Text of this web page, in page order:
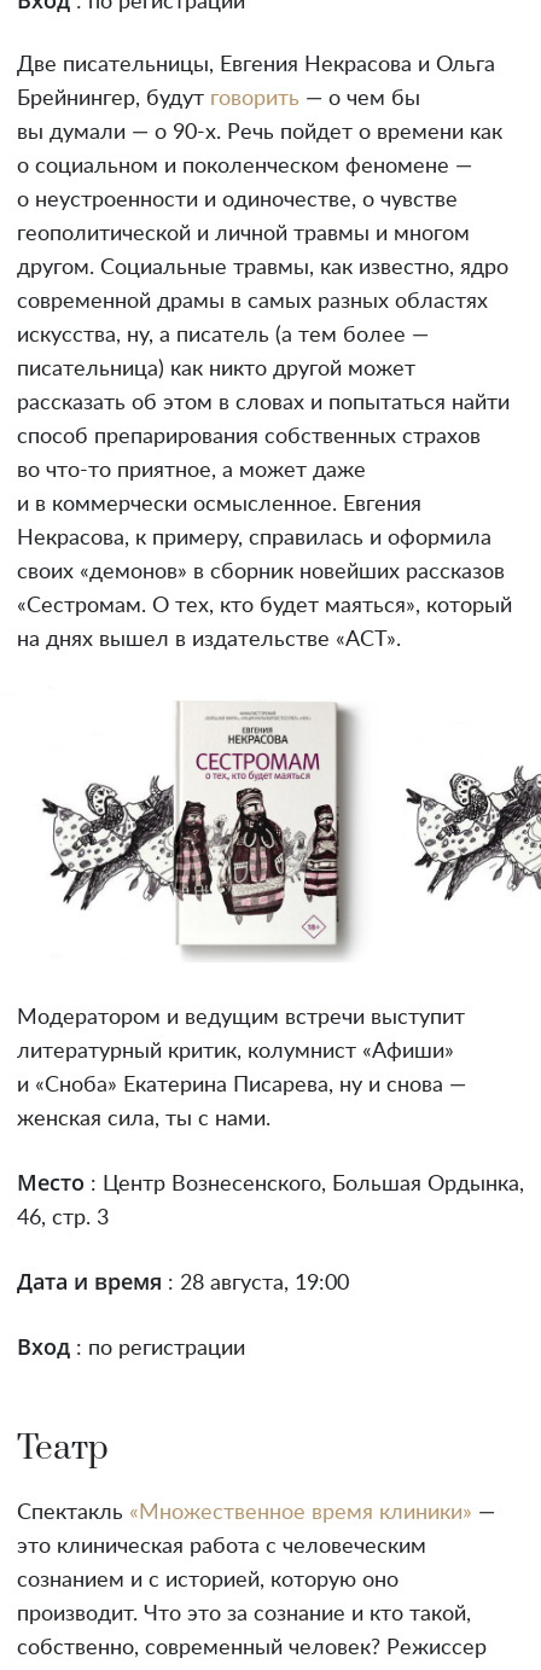
Две писательницы, Евгения Некрасова и Ольга
Брейнингер, будут говорить — о чем бы
вы думали — о 90-х. Речь пойдет о времени как
о социальном и поколенческом феномене —
о неустроенности и одиночестве, о чувстве
геополитической и личной травмы и многом
другом. Социальные травмы, как известно, ядро
современной драмы в самых разных областях
искусства, ну, а писатель (а тем более —
писательница) как никто другой может
рассказать об этом в словах и попытаться найти
способ препарирования собственных страхов
во что-то приятное, а может даже
и в коммерчески осмысленное. Евгения
Некрасова, к примеру, справилась и оформила
своих «демонов» в сборник новейших рассказов
«Сестромам. О тех, кто будет маяться», который
на днях вышел в издательстве «АСТ».
Модератором и ведущим встречи выступит
литературный критик, колумнист «Афиши»
и «Сноба» Екатерина Писарева, ну и снова —
женская сила, ты с нами.
Место : Центр Вознесенского, Большая Ордынка,
46, стр. 3
Дата и время : 28 августа, 19:00
Вход : по регистрации
Театр
Спектакль «Множественное время клиники» —
это клиническая работа с человеческим
сознанием и с историей, которую оно
производит. Что это за сознание и кто такой,
собственно, современный человек? Режиссер